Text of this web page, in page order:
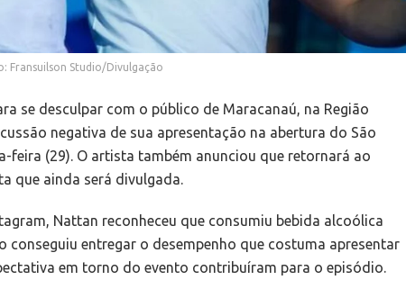
Fransuilson Studio/Divulgação
se desculpar com o público de Maracanaú, na Região
negativa de sua apresentação na abertura do São
feira (29). O artista também anunciou que retornará ao
que ainda será divulgada.
Nattan reconheceu que consumiu bebida alcoólica
conseguiu entregar o desempenho que costuma apresentar
em torno do evento contribuíram para o episódio.